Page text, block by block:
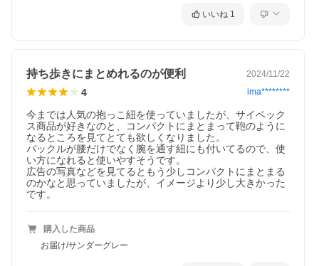
いいね 1
持ち歩きにまとめれるのが便利 2024/11/22
4 ima********
今までは人気の抱っこ紐を使っていましたが、サイベック
ス商品が好きなのと、コンパクトにまとまって鞄のように
なるところを見てとても欲しくなりました。
バックルが腰だけでなく腕を通す紐にも付いてるので、使
い方になれると使いやすそうです。
広告の写真などを見てるともう少しコンパクトにまとまる
のかなと思っていましたが、イメージより少し大きかった
です。
購入した商品
お届け/サンダーグレー